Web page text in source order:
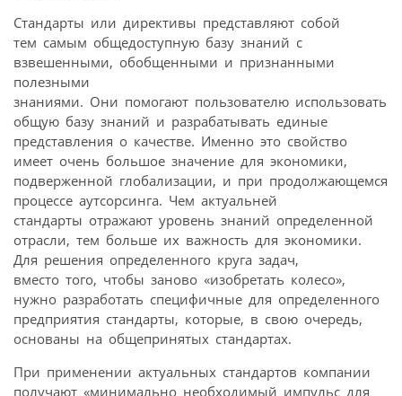
Стандарты или директивы представляют собой
тем самым общедоступную базу знаний с
взвешенными, обобщенными и признанными
полезными
знаниями. Они помогают пользователю использовать
общую базу знаний и разрабатывать единые
представления о качестве. Именно это свойство
имеет очень большое значение для экономики,
подверженной глобализации, и при продолжающемся
процессе аутсорсинга. Чем актуальней
стандарты отражают уровень знаний определенной
отрасли, тем больше их важность для экономики.
Для решения определенного круга задач,
вместо того, чтобы заново «изобретать колесо»,
нужно разработать специфичные для определенного
предприятия стандарты, которые, в свою очередь,
основаны на общепринятых стандартах.
При применении актуальных стандартов компании
получают «минимально необходимый импульс для